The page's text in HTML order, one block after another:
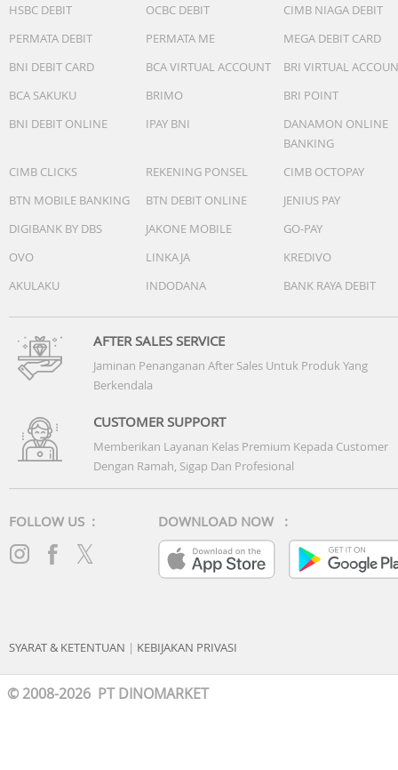
HSBC DEBIT
OCBC DEBIT
CIMB NIAGA DEBIT
PERMATA DEBIT
PERMATA ME
MEGA DEBIT CARD
BNI DEBIT CARD
BCA VIRTUAL ACCOUNT
BRI VIRTUAL
BCA SAKUKU
BRIMO
BRI POINT
BNI DEBIT ONLINE
IPAY BNI
DANAMON ONLINE
BANKING
CIMB CLICKS
REKENING PONSEL
CIMB OCTOPAY
BTN MOBILE BANKING
BTN DEBIT ONLINE
JENIUS PAY
DIGIBANK BY DBS
JAKONE MOBILE
GO-PAY
OVO
LINKAJA
KREDIVO
AKULAKU
INDODANA BANK RAYA DEBIT
AFTER SALES SERVICE
Jaminan Penanganan After Sales Untuk Produk Yang
Berkendala
CUSTOMER SUPPORT
Memberikan Layanan Kelas Premium Kepada Customer
Dengan Ramah, Sigap Dan Profesional
FOLLOW US : DOWNLOAD NOW :
SYARAT & KETENTUAN | KEBIJAKAN PRIVASI
© 2008-2026 PT DINOMARKET